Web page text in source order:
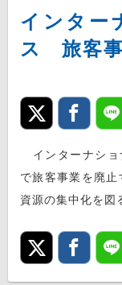
インター
ス 旅客
インターナショ
で旅客事業を廃
資源の集中化を図